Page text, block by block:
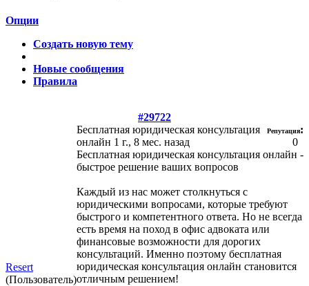
Опции
Создать новую тему
Новые сообщения
Правила
#29722
Resert
(Пользователь)
Бесплатная юридическая консультация
онлайн 1 г., 8 мес. назад
Репутация:
0
Бесплатная юридическая консультация онлайн -
быстрое решение ваших вопросов
Каждый из нас может столкнуться с
юридическими вопросами, которые требуют
быстрого и компетентного ответа. Но не всегда
есть время на поход в офис адвоката или
финансовые возможности для дорогих
консультаций. Именно поэтому бесплатная
юридическая консультация онлайн становится
отличным решением!